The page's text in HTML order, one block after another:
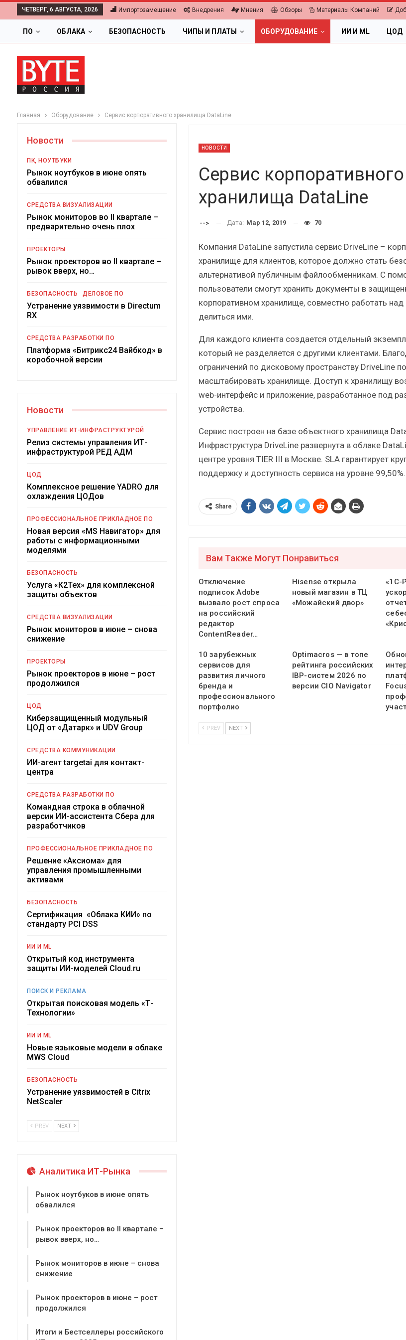
ЧЕТВЕРГ, 6 АВГУСТА, 2026 Импортозамещение Внедрения Мнения Обзоры Материалы Компаний
ПО ОБЛАКА БЕЗОПАСНОСТЬ ЧИПЫ И ПЛАТЫ ОБОРУДОВАНИЕ ИИ И ML ЦОД
Главная Оборудование Сервис корпоративного хранилища DataLine
НОВОСТИ
Сервис корпоративного
хранилища DataLine
--> Дата: Мар 12, 2019 70
Компания DataLine запустила сервис DriveLine –
хранилище для клиентов, которое должно стать
альтернативой публичным файлообменникам. С
пользователи смогут хранить документы в
корпоративном хранилище, совместно работать
делиться ими.
Для каждого клиента создается отдельный
который не разделяется с другими клиентами.
ограничений по дисковому пространству DriveLine
масштабировать хранилище. Доступ к хранилищу
web-интерфейс и приложение, разработанное под
устройства.
Сервис построен на базе объектного хранилища
Инфраструктура DriveLine развернута в облаке
центре уровня TIER III в Москве. SLA гарантирует
поддержку и доступность сервиса на уровне 99,50%.
Share
Вам Также Могут Понравиться
Отключение
подписок Adobe
вызвало рост спроса
на российский
редактор
ContentReader…
Hisense открыла
новый магазин в ТЦ
«Можайский двор»
«1С-
10 зарубежных
сервисов для
развития личного
бренда и
профессионального
портфолио
Optimacros — в топе
рейтинга российских
IBP-систем 2026 по
версии CIO Navigator
PREV NEXT
Новости
ПК, НОУТБУКИ
Рынок ноутбуков в июне опять
обвалился
СРЕДСТВА ВИЗУАЛИЗАЦИИ
Рынок мониторов во II квартале –
предварительно очень плох
ПРОЕКТОРЫ
Рынок проекторов во II квартале –
рывок вверх, но…
БЕЗОПАСНОСТЬ ДЕЛОВОЕ ПО
Устранение уязвимости в Directum
RX
СРЕДСТВА РАЗРАБОТКИ ПО
Платформа «Битрикс24 Вайбкод» в
коробочной версии
Новости
УПРАВЛЕНИЕ ИТ-ИНФРАСТРУКТУРОЙ
Релиз системы управления ИТ-
инфраструктурой РЕД АДМ
ЦОД
Комплексное решение YADRO для
охлаждения ЦОДов
ПРОФЕССИОНАЛЬНОЕ ПРИКЛАДНОЕ ПО
Новая версия «MS Навигатор» для
работы с информационными
моделями
БЕЗОПАСНОСТЬ
Услуга «К2Тех» для комплексной
защиты объектов
СРЕДСТВА ВИЗУАЛИЗАЦИИ
Рынок мониторов в июне – снова
снижение
ПРОЕКТОРЫ
Рынок проекторов в июне – рост
продолжился
ЦОД
Киберзащищенный модульный
ЦОД от «Датарк» и UDV Group
СРЕДСТВА КОММУНИКАЦИИ
ИИ-агент targetai для контакт-
центра
СРЕДСТВА РАЗРАБОТКИ ПО
Командная строка в облачной
версии ИИ-ассистента Сбера для
разработчиков
ПРОФЕССИОНАЛЬНОЕ ПРИКЛАДНОЕ ПО
Решение «Аксиома» для
управления промышленными
активами
БЕЗОПАСНОСТЬ
Сертификация «Облака КИИ» по
стандарту PCI DSS
ИИ И ML
Открытый код инструмента
защиты ИИ-моделей Cloud.ru
ПОИСК И РЕКЛАМА
Открытая поисковая модель «Т-
Технологии»
ИИ И ML
Новые языковые модели в облаке
MWS Cloud
БЕЗОПАСНОСТЬ
Устранение уязвимостей в Citrix
NetScaler
PREV NEXT
Аналитика ИТ-Рынка
Рынок ноутбуков в июне опять
обвалился
Рынок проекторов во II квартале –
рывок вверх, но…
Рынок мониторов в июне – снова
снижение
Рынок проекторов в июне – рост
продолжился
Итоги и Бестселлеры российского
ОБЛАКА
Краткий статистический
российский рынок ИБП?